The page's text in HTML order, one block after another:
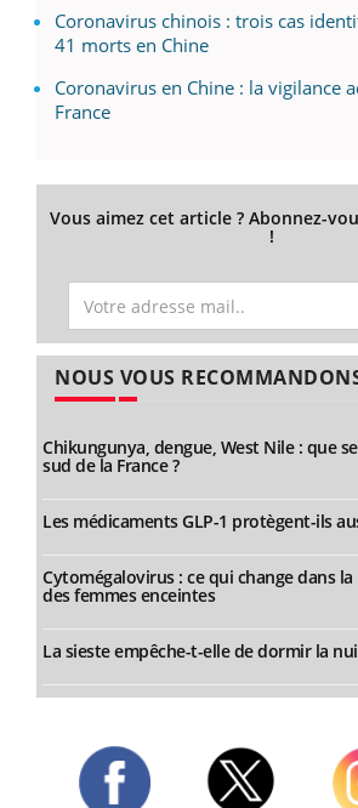
Coronavirus chinois : trois cas
41 morts en Chine
Coronavirus en Chine : la vigilance
France
Vous aimez cet article ? Abonnez-
!
NOUS VOUS
Chikungunya, dengue, West Nile : que
sud de la France ?
Les médicaments GLP-1 protègent-ils
Cytomégalovirus : ce qui change dans
des femmes enceintes
La sieste empêche-t-elle de dormir la